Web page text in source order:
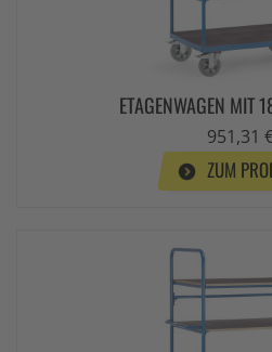
ETAGENWAGEN MIT
951,31
ZUM